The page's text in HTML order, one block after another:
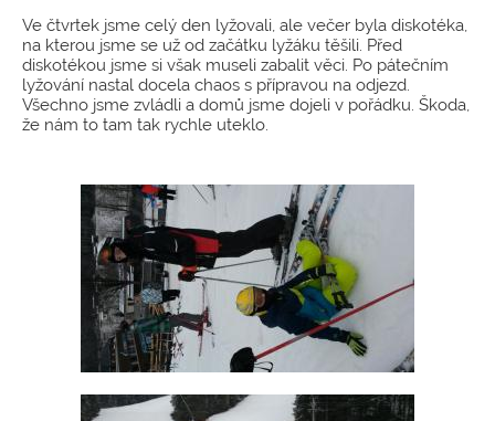
Ve čtvrtek jsme celý den lyžovali, ale večer byla diskotéka,
na kterou jsme se už od začátku lyžáku těšili. Před
diskotékou jsme si však museli zabalit věci. Po pátečním
lyžování nastal docela chaos s přípravou na odjezd.
Všechno jsme zvládli a domů jsme dojeli v pořádku. Škoda,
že nám to tam tak rychle uteklo.